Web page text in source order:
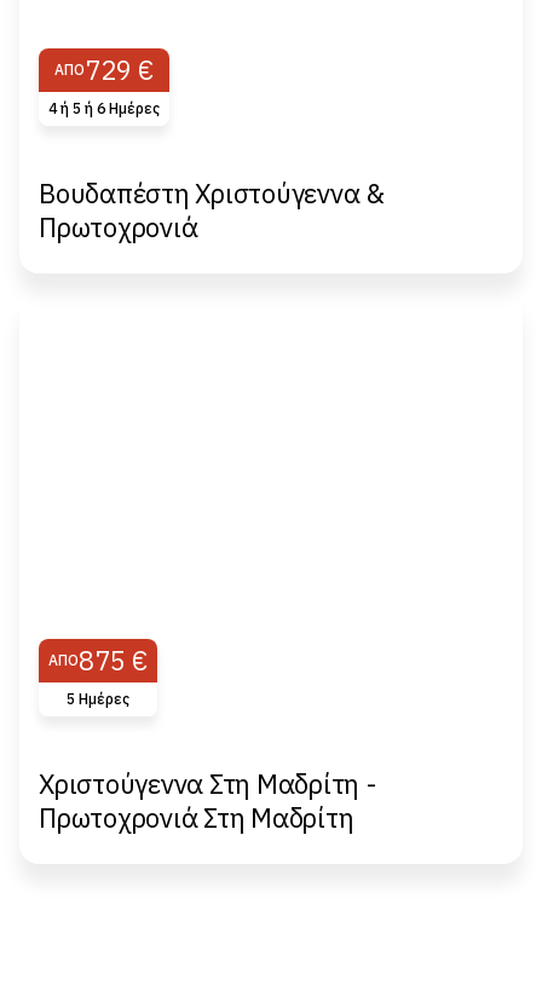
ΑΠΌ 729 €
4 ή 5 ή 6 Ημέρες
Βουδαπέστη Χριστούγεννα &
Πρωτοχρονιά
ΑΠΌ875 €
5 Ημέρες
Χριστούγεννα Στη Μαδρίτη -
Πρωτοχρονιά Στη Μαδρίτη